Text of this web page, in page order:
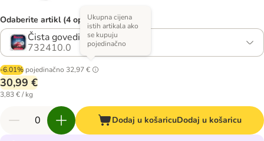
Odaberite artikl (4 opcija)
Čista govedina
732410.0
-6.01% pojedinačno 32,97 €
Ukupna cijena
istih artikala ako
se kupuju
pojedinačno
30,99 €
3,83 € / kg
Dodaj u košaricuDodaj u košaricu